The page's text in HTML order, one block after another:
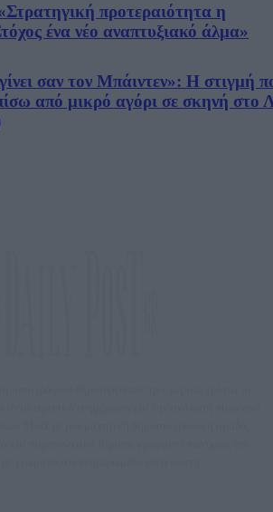
προτεραιότητα η
ένα νέο αναπτυξιακό άλμα»
σαν τον Μπάιντεν»: Η στιγμή
από μικρό αγόρι σε σκηνή στο